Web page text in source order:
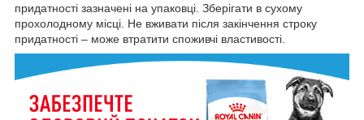
придатності зазначені на упаковці. Зберігати в сухому
прохолодному місці. Не вживати після закінчення строку
придатності – може втратити споживчі властивості.